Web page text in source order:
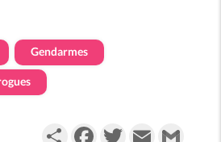
Gendarmes
PartagerFacebookTwitterEmail